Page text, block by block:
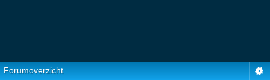
Forumoverzicht